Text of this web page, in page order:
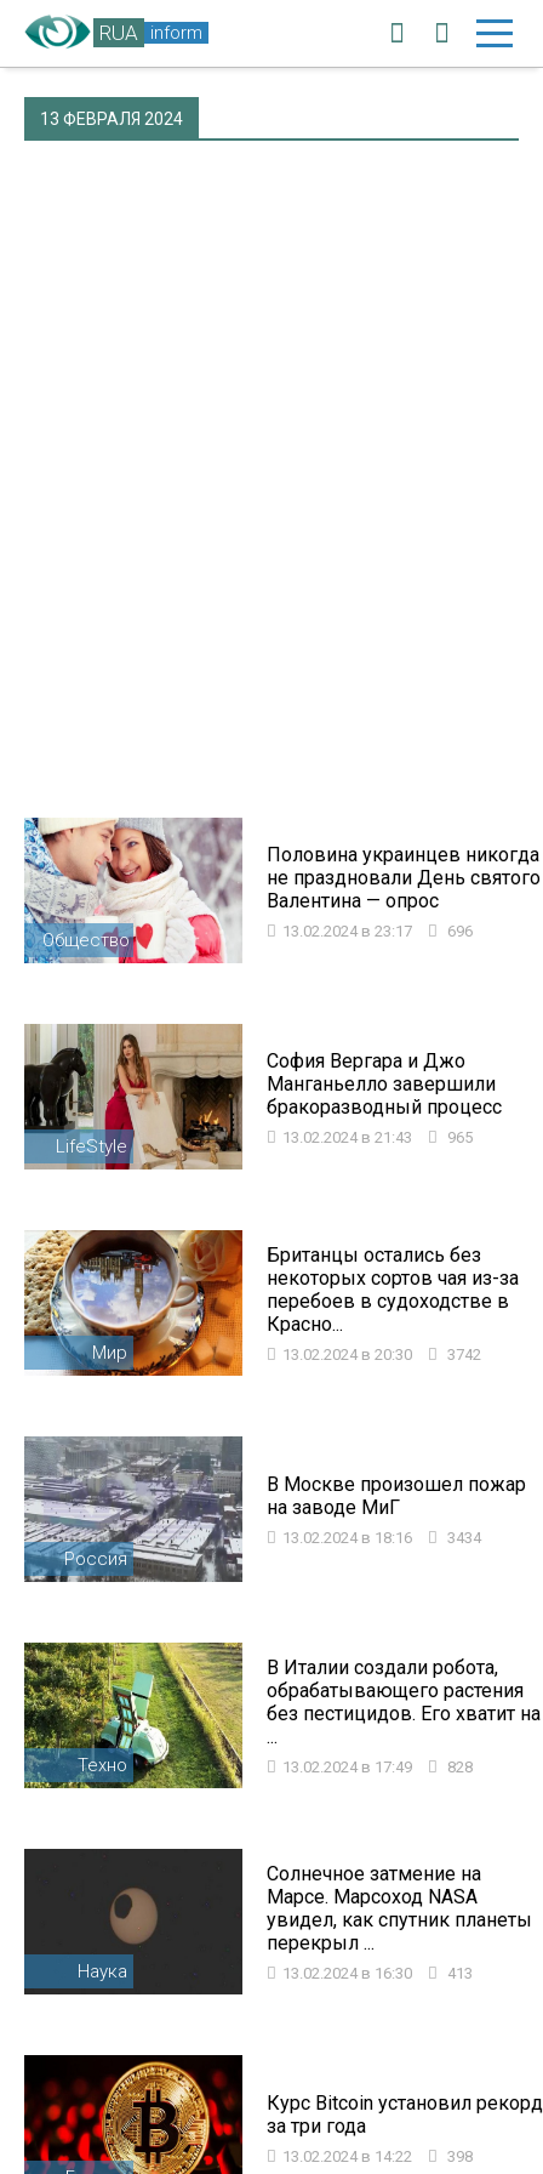
RUA inform
13 ФЕВРАЛЯ 2024
Общество
Половина украинцев никогда
не праздновали День святого
Валентина — опрос
13.02.2024 в 23:17 696
LifeStyle
София Вергара и Джо
Манганьелло завершили
бракоразводный процесс
13.02.2024 в 21:43 965
Мир
Британцы остались без
некоторых сортов чая из-за
перебоев в судоходстве в
Красно...
13.02.2024 в 20:30 3742
Россия
В Москве произошел пожар
на заводе МиГ
13.02.2024 в 18:16 3434
Техно
В Италии создали робота,
обрабатывающего растения
без пестицидов. Его хватит на
...
13.02.2024 в 17:49 828
Наука
Солнечное затмение на
Марсе. Марсоход NASA
увидел, как спутник планеты
перекрыл ...
13.02.2024 в 16:30 413
Курс Bitcoin установил рекорд
за три года
13.02.2024 в 14:22 398